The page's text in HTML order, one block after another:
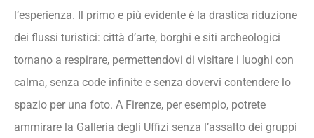
6. Orvieto (Umbria)
7. Val d’Orcia (Toscana)
8. Valtellina (Lombardia)
9. Parco Nazionale d’Abruzzo, Lazio e Molise
10. Torino (Piemonte)
11. Ferrara (Emilia-Romagna)
l’esperienza. Il primo e più evidente è la drastica riduzione
dei flussi turistici: città d’arte, borghi e siti archeologici
tornano a respirare, permettendovi di visitare i luoghi con
calma, senza code infinite e senza dovervi contendere lo
spazio per una foto. A Firenze, per esempio, potrete
ammirare la Galleria degli Uffizi senza l’assalto dei gruppi